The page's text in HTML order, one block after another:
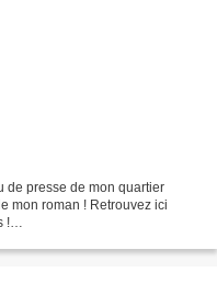
de presse de mon quartier
mon roman ! Retrouvez ici
!